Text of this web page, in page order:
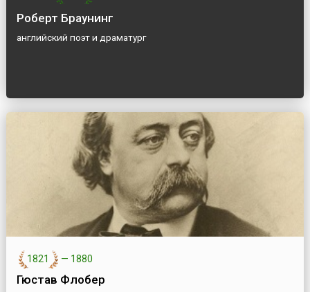
Роберт Браунинг
английский поэт и драматург
1821 — 1880
Гюстав Флобер